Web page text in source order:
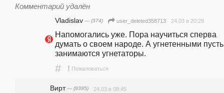
Комментарий удалён
Vladislav — (374) user_deleted358713 24.03 в 20:29
Напомогались уже. Пора научиться сперва
думать о своем народе. А угнетенными пусть
занимаются угнетаторы.
# ! Пожаловаться
Вирт— (9395) 24.03 в 08:45